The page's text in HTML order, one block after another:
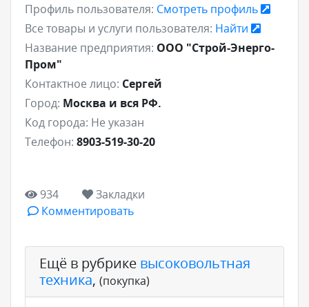
Профиль пользователя: Смотреть профиль
Все товары и услуги пользователя: Найти
Название предприятия: ООО "Строй-Энерго-
Пром"
Контактное лицо: Сергей
Город: Москва и вся РФ.
Код города: Не указан
Телефон: 8903-519-30-20
934
Закладки
Комментировать
Ещё в рубрике высоковольтная
техника, (покупка)